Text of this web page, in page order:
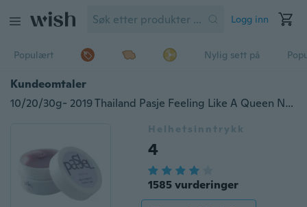
Logg inn
Populært Nylig sett på
Kundeomtaler
10/20/30g- 2019 Thailand Pasje Feeling Like A Queen Natural Whitening Emulsion Hudpleieprodukter Whitening Cream Fashion Whitening Milk & Whitening
Helhetsinntrykk
4
1585 vurderinger